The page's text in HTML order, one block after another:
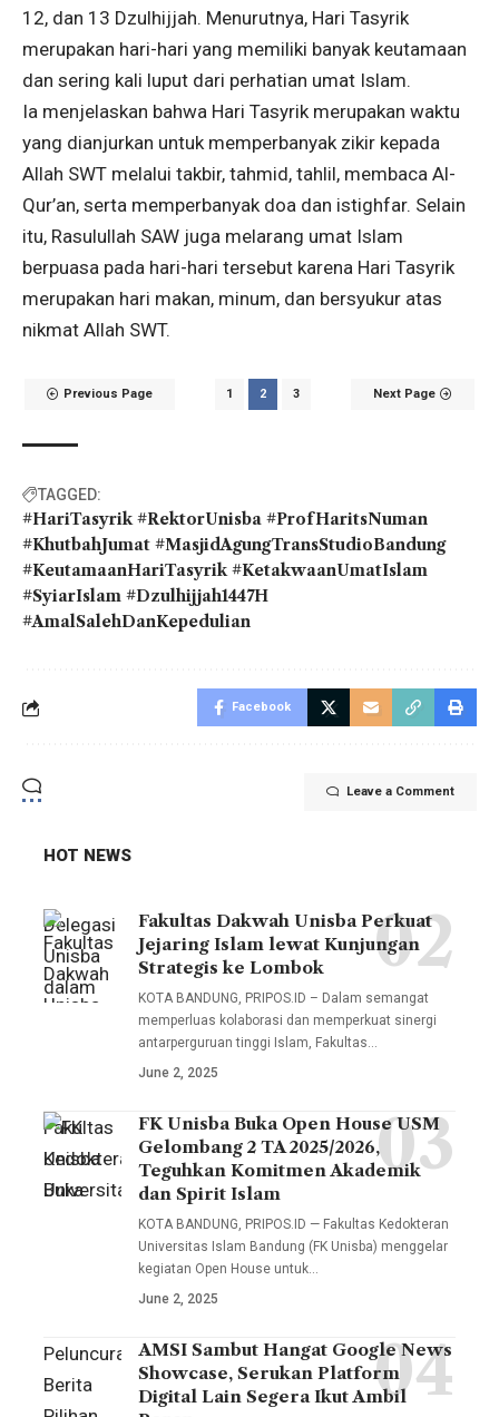
12, dan 13 Dzulhijjah. Menurutnya, Hari Tasyrik
merupakan hari-hari yang memiliki banyak keutamaan
dan sering kali luput dari perhatian umat Islam.
Ia menjelaskan bahwa Hari Tasyrik merupakan waktu
yang dianjurkan untuk memperbanyak zikir kepada
Allah SWT melalui takbir, tahmid, tahlil, membaca Al-
Qur’an, serta memperbanyak doa dan istighfar. Selain
itu, Rasulullah SAW juga melarang umat Islam
berpuasa pada hari-hari tersebut karena Hari Tasyrik
merupakan hari makan, minum, dan bersyukur atas
nikmat Allah SWT.
Previous Page 1 2 3 Next Page
TAGGED:
#HariTasyrik #RektorUnisba #ProfHaritsNuman
#KhutbahJumat #MasjidAgungTransStudioBandung
#KeutamaanHariTasyrik #KetakwaanUmatIslam
#SyiarIslam #Dzulhijjah1447H
#AmalSalehDanKepedulian
Facebook
Leave a Comment
HOT NEWS
Delegasi
Unisba
dalam
sejumlah
Muhammad
Arif,
S.Sos.I.,
Fakultas Dakwah Unisba Perkuat
Jejaring Islam lewat Kunjungan
Strategis ke Lombok
KOTA BANDUNG, PRIPOS.ID – Dalam semangat
memperluas kolaborasi dan memperkuat sinergi
antarperguruan tinggi Islam, Fakultas…
June 2, 2025
Fakultas
Kedokteran
Universitas
menggelar
kegiatan
Open
FK Unisba Buka Open House USM
Gelombang 2 TA 2025/2026,
Teguhkan Komitmen Akademik
dan Spirit Islam
KOTA BANDUNG, PRIPOS.ID — Fakultas Kedokteran
Universitas Islam Bandung (FK Unisba) menggelar
kegiatan Open House untuk…
June 2, 2025
Peluncuran
Berita
AMSI Sambut Hangat Google News
Showcase, Serukan Platform
Digital Lain Segera Ikut Ambil